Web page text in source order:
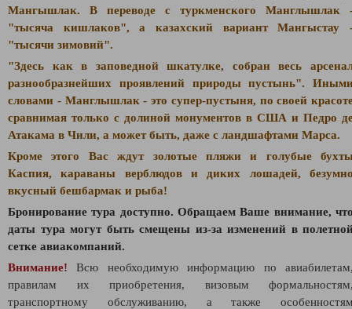
Мангышлак. В переводе с туркменского Манглышлак
"тысяча кишлаков", а казахский вариант Мангыстау
"тысячи зимовий".
"Здесь как в заповедной шкатулке, собран весь
разнообразнейших проявлений природы пустынь".
словами - Манглышлак - это супер-пустыня, по своей
сравнимая только с долиной монументов в США и Педро
Атакама в Чили, а может быть, даже с ландшафтами Марса.
Кроме этого Вас ждут золотые пляжи и голубые
Каспия, караваны верблюдов и диких лошадей,
вкусный бешбармак и рыба!
Бронирование тура доступно. Обращаем Ваше внимание,
даты тура могут быть смещены из-за изменений в
сетке авиакомпаний.
Внимание! Всю необходимую информацию по
правилам их приобретения, визовым
транспортному обслуживанию, а также